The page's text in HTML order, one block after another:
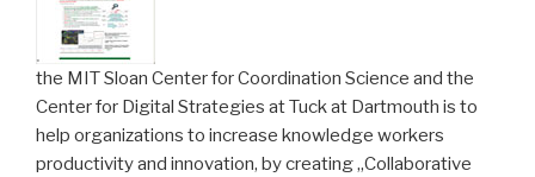
the MIT Sloan Center for Coordination Science and the
Center for Digital Strategies at Tuck at Dartmouth is to
help organizations to increase knowledge workers
productivity and innovation, by creating „Collaborative